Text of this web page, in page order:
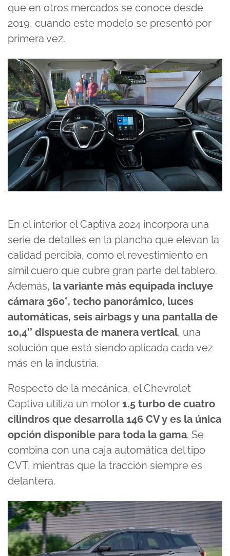
que en otros mercados se conoce desde
2019, cuando este modelo se presentó por
primera vez.
En el interior el Captiva 2024 incorpora una
serie de detalles en la plancha que elevan la
calidad percibia, como el revestimiento en
símil cuero que cubre gran parte del tablero.
Además, la variante más equipada incluye
cámara 360°, techo panorámico, luces
automáticas, seis airbags y una pantalla de
10,4’’ dispuesta de manera vertical, una
solución que está siendo aplicada cada vez
más en la industria.
Respecto de la mecánica, el Chevrolet
Captiva utiliza un motor 1.5 turbo de cuatro
cilindros que desarrolla 146 CV y es la única
opción disponible para toda la gama. Se
combina con una caja automática del tipo
CVT, mientras que la tracción siempre es
delantera.